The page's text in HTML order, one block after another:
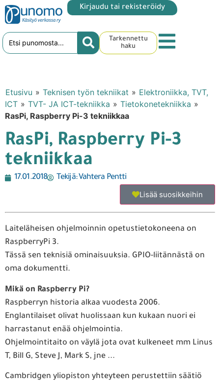
Kirjaudu tai rekisteröidy
Tarkennettu
haku
Etusivu » Teknisen työn tekniikat » Elektroniikka, TVT,
ICT » TVT- JA ICT-tekniikka » Tietokonetekniikka »
RasPi, Raspberry Pi-3 tekniikkaa
RasPi, Raspberry Pi-3
tekniikkaa
17.01.2018 Tekijä:Vahtera Pentti
Lisää suosikkeihin
Laiteläheisen ohjelmoinnin opetustietokoneena on
RaspberryPi 3.
Tässä sen teknisiä ominaisuuksia. GPIO-liitännästä on
oma dokumentti.
Mikä on Raspberry Pi?
Raspberryn historia alkaa vuodesta 2006.
Englantilaiset olivat huolissaan kun kukaan nuori ei
harrastanut enää ohjelmointia.
Ohjelmointitaito on väylä jota ovat kulkeneet mm Linus
T, Bill G, Steve J, Mark S, jne ...
Cambridgen yliopiston yhteyteen perustettiin säätiö